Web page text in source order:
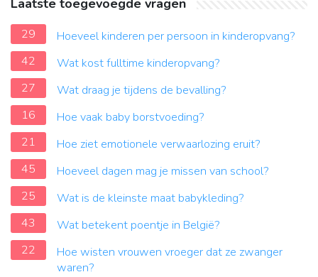
Laatste toegevoegde vragen
29
Hoeveel kinderen per persoon in kinderopvang?
42
Wat kost fulltime kinderopvang?
27
Wat draag je tijdens de bevalling?
16
Hoe vaak baby borstvoeding?
21
Hoe ziet emotionele verwaarlozing eruit?
45
Hoeveel dagen mag je missen van school?
25
Wat is de kleinste maat babykleding?
43
Wat betekent poentje in België?
22
Hoe wisten vrouwen vroeger dat ze zwanger
waren?